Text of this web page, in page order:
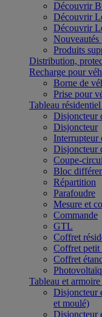
Découvrir
Découvrir
Découvrir
Nouveautés
Produits
Distribution,
Recharge pour
Borne de
Prise pour
Tableau
Disjoncteur
Disjoncteur
Interrupteur
Disjoncteur
Coupe-
Bloc
Répartition
Parafoudre
Mesure et
Commande
GTL
Coffret
Coffret petit
Coffret
Tableau et
Disjoncteur
et moulé)
Disjoncteur